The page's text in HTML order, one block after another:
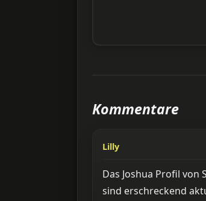
Kommentare
Lilly
Das Joshua Profil
sind erschreckend